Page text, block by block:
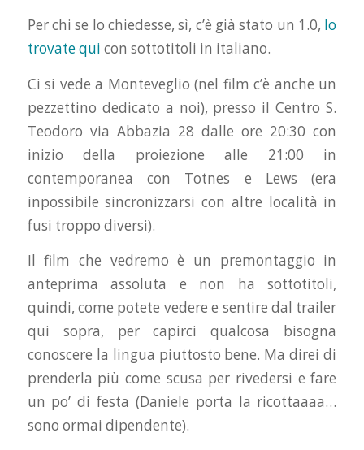
Per chi se lo chiedesse, sì, c’è già stato un 1.0, lo
trovate qui con sottotitoli in italiano.
Ci si vede a Monteveglio (nel film c’è anche un
pezzettino dedicato a noi), presso il Centro S.
Teodoro via Abbazia 28 dalle ore 20:30 con
inizio della proiezione alle 21:00 in
contemporanea con Totnes e Lews (era
inpossibile sincronizzarsi con altre località in
fusi troppo diversi).
Il film che vedremo è un premontaggio in
anteprima assoluta e non ha sottotitoli,
quindi, come potete vedere e sentire dal trailer
qui sopra, per capirci qualcosa bisogna
conoscere la lingua piuttosto bene. Ma direi di
prenderla più come scusa per rivedersi e fare
un po’ di festa (Daniele porta la ricottaaaa…
sono ormai dipendente).